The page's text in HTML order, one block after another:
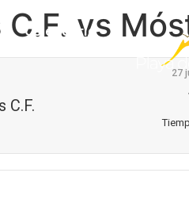
Calendariovs
C.F.
27